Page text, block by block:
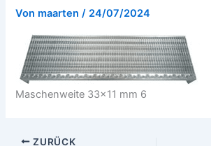
Von maarten/ 24/07/2024
Maschenweite 33x11 mm 6
ZURÜCK